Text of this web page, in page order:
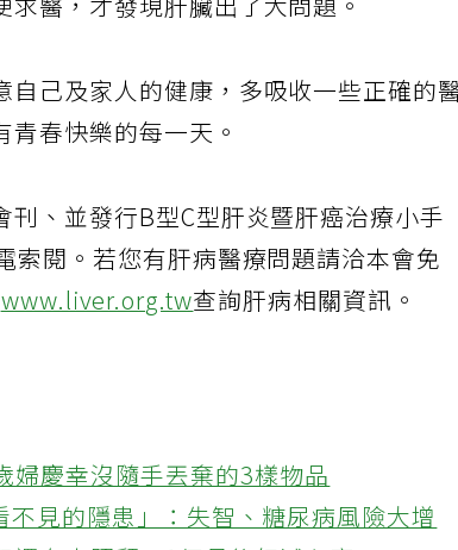
醫，才發現肝臟出了大問題。
己及家人的健康，多吸收一些正確的
春快樂的每一天。
、並發行B型C型肝炎暨肝癌治療小手
索閱。若您有肝病醫療問題請洽本會免
www.liver.org.tw查詢肝病相關資訊。
慶幸沒隨手丟棄的3樣物品
見的隱患」：失智、糖尿病風險大增